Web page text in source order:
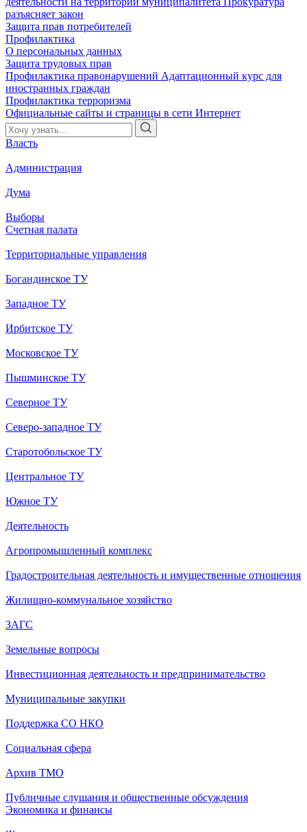
разъясняет закон
Защита прав потребителей
Профилактика
О персональных данных
Защита трудовых прав
Профилактика правонарушений Адаптационный курс для
иностранных граждан
Профилактика терроризма
Официальные сайты и страницы в сети Интернет
Власть
Администрация
Дума
Выборы
Счетная палата
Территориальные управления
Богандинское ТУ
Западное ТУ
Ирбитское ТУ
Московское ТУ
Пышминское ТУ
Северное ТУ
Северо-западное ТУ
Старотобольское ТУ
Центральное ТУ
Южное ТУ
Деятельность
Агропромышленный комплекс
Градостроительная деятельность и имущественные отношения
Жилищно-коммунальное хозяйство
ЗАГС
Земельные вопросы
Инвестиционная деятельность и предпринимательство
Муниципальные закупки
Поддержка СО НКО
Социальная сфера
Архив ТМО
Публичные слушания и общественные обсуждения
Экономика и финансы